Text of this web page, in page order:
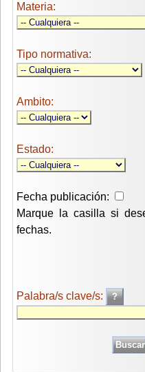
Materia:
Tipo normativa:
Ambito:
Estado:
Fecha publicación:
Marque la casilla si
fechas.
Palabra/s clave/s: